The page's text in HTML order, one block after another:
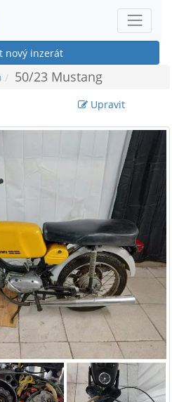
nový inzerát
50/23 Mustang
Upravit